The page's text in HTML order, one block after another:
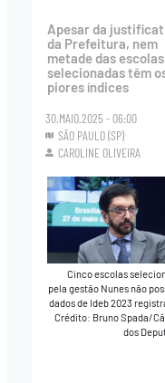
Apesar da
da Prefeitura, nem
metade das escolas
selecionadas têm
piores índices
30.MAIO.2025 - 06:00
SÃO PAULO (SP)
CAROLINE OLIVEIRA
Cinco escolas
pela gestão Nunes não
dados de Ideb 2023
Crédito: Bruno Spada/
dos